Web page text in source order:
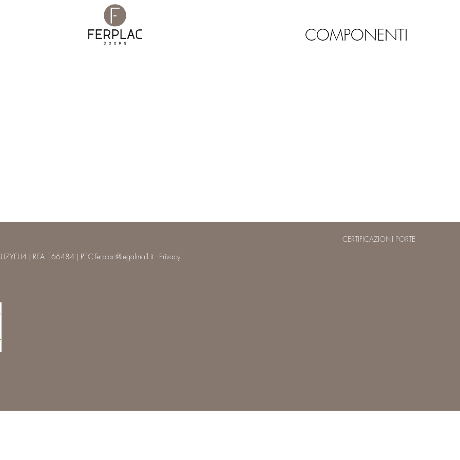
COMPONENTI
CERTIFICAZIONI PORTE
| REA 166484 | PEC ferplac@legalmail.it - Privacy